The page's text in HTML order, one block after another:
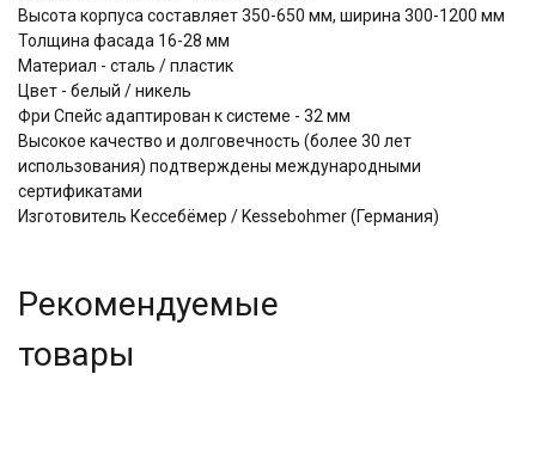
Высота корпуса составляет 350-650 мм, ширина 300-1200 мм
Толщина фасада 16-28 мм
Материал - сталь / пластик
Цвет - белый / никель
Фри Спейс адаптирован к системе - 32 мм
Высокое качество и долговечность (более 30 лет
использования) подтверждены международными
сертификатами
Изготовитель Кессебёмер / Kessebohmer (Германия)
Рекомендуемые
товары